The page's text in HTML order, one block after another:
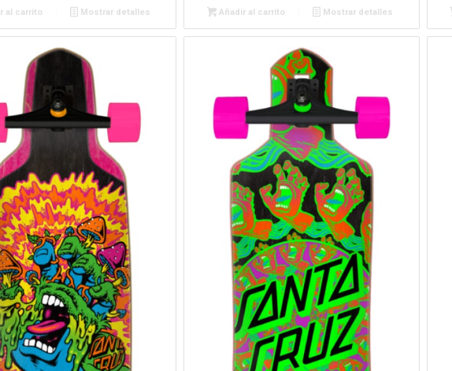
al carrito Mostrar detalles Añadir al carrito Mostrar detalles